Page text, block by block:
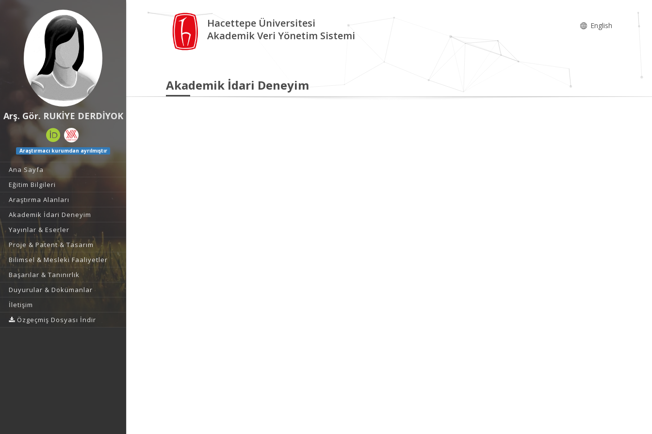
Arş. Gör. RUKİYE DERDİYOK
Araştırmacı kurumdan ayrılmıştır
Ana Sayfa
Eğitim Bilgileri
Araştırma Alanları
Akademik İdari Deneyim
Yayınlar & Eserler
Proje & Patent & Tasarım
Bilimsel & Mesleki Faaliyetler
Başarılar & Tanınırlık
Duyurular & Dokümanlar
İletişim
Özgeçmiş Dosyası İndir
Hacettepe Üniversitesi
Akademik Veri Yönetim Sistemi
English
Akademik İdari Deneyim